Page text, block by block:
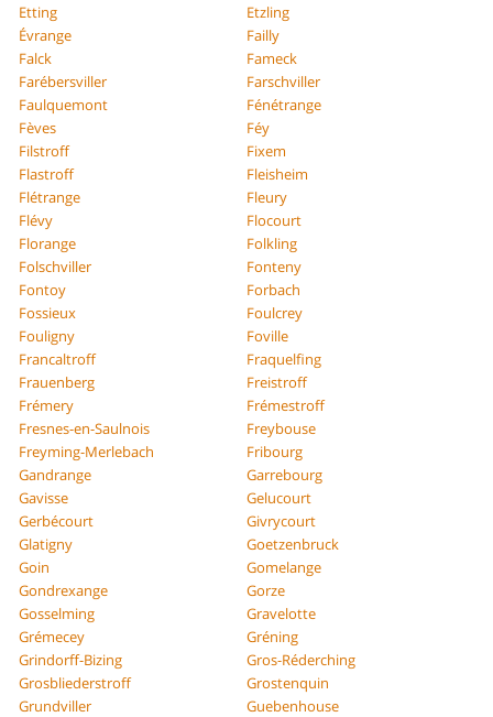
Etting
Etzling
Évrange
Failly
Falck
Fameck
Farébersviller
Farschviller
Faulquemont
Fénétrange
Fèves
Féy
Filstroff
Fixem
Flastroff
Fleisheim
Flétrange
Fleury
Flévy
Flocourt
Florange
Folkling
Folschviller
Fonteny
Fontoy
Forbach
Fossieux
Foulcrey
Fouligny
Foville
Francaltroff
Fraquelfing
Frauenberg
Freistroff
Frémery
Frémestroff
Fresnes-en-Saulnois
Freybouse
Freyming-Merlebach
Fribourg
Gandrange
Garrebourg
Gavisse
Gelucourt
Gerbécourt
Givrycourt
Glatigny
Goetzenbruck
Goin
Gomelange
Gondrexange
Gorze
Gosselming
Gravelotte
Grémecey
Gréning
Grindorff-Bizing
Gros-Réderching
Grosbliederstroff
Grostenquin
Grundviller
Guebenhouse